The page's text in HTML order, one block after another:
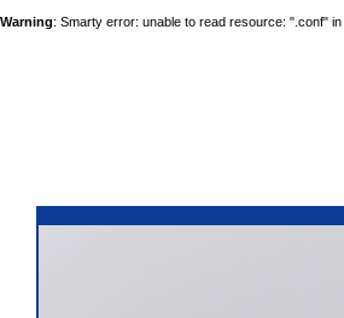
Warning: Smarty error: unable to read resource: ".conf" in